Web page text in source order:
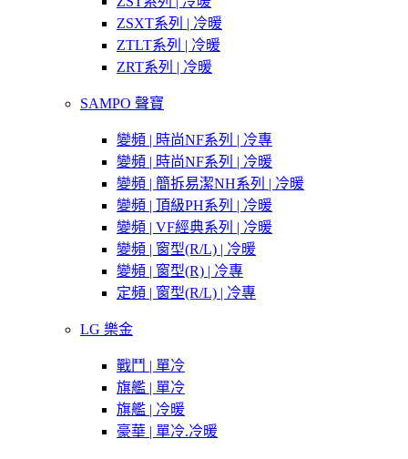
ZSXT系列 | 冷暖
ZTLT系列 | 冷暖
ZRT系列 | 冷暖
SAMPO 聲寶
變頻 | 時尚NF系列 | 冷專
變頻 | 時尚NF系列 | 冷暖
變頻 | 簡拆易潔NH系列 | 冷暖
變頻 | 頂級PH系列 | 冷暖
變頻 | VF經典系列 | 冷暖
變頻 | 窗型(R/L) | 冷暖
變頻 | 窗型(R) | 冷專
定頻 | 窗型(R/L) | 冷專
LG 樂金
戰鬥 | 單冷
旗艦 | 單冷
旗艦 | 冷暖
豪華 | 單冷.冷暖